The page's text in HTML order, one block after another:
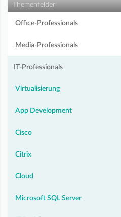
Themenfelder
Office-Professionals
Media-Professionals
IT-Professionals
Virtualisierung
App Development
Cisco
Citrix
Cloud
Microsoft SQL Server